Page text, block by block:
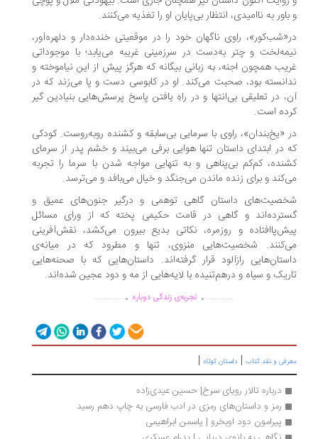
به ناامیدی، انتظار بی‌پایان او را تغذیه می‌کنند.
راوی ناگهان خود را در موقعیتی خنده‌دار و دلهره‌آور،
و چتر به‌دست در سرزمینی غریبه می‌یابد؛ با موجوداتی
همچون اجنه، به زبانی بیگانه که هرگز پیش از این نیاموخته و
بود، صحبت می‌کند. او در کابوسی دست و پا می‌زند که در
در تعلیقی بی‌انتها و در راهِ یافتن پاسخ پرسش‌هایی بنیادین گیر
است.
«یخ‌بندان»، راوی با سرمایی بی‌سابقه و کشنده روبه‌روست. کودکی
در ابتدای داستان تنها هوایی برفی می‌بیند و خشم پدر از سرمای
کم‌کم بی‌پناهی و به تنهایی مواجه شدن با سرما را تجربه
و برای زنده ماندن می‌جنگد و خیال می‌بافد و می‌ترسد.
داستان گاهی توهمی و درگیر جنون‌های عمیق و
و گاهی در قامت حکیمی پخته که از ورای مسائل
و روزمره، نکاتی بدیع بیرون می‌کشد، نقش‌آفرینی
شخصیت‌هایی منزوی، تنها و مطرود که در میانه‌ی
رازآلود قرار گرفته‌اند. داستان‌هایی که با صحنه‌هایی
و سیاه و درهم‌تنیده با لایه‌هایی از مه و دود عجین شده‌اند.
...............تجربه‌ی زندگی دوباره ...............
و نقد کتاب|داستان کوتاه|
درباره تالار رویای سرخ| حسین عیدی‌زاده
رمز و داستان‌های رمزی در ادب فارسی به چاپ دهم رسید
پیرامون دود اوبخرو | یاسمن ابراهیمی